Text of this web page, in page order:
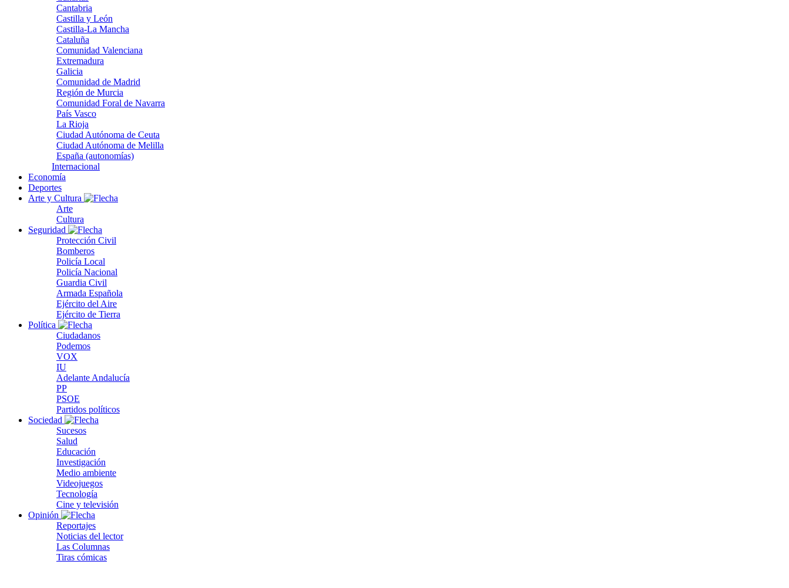
Cantabria
Castilla y León
Castilla-La Mancha
Cataluña
Comunidad Valenciana
Extremadura
Galicia
Comunidad de Madrid
Región de Murcia
Comunidad Foral de Navarra
País Vasco
La Rioja
Ciudad Autónoma de Ceuta
Ciudad Autónoma de Melilla
España (autonomías)
Internacional
Economía
Deportes
Arte y Cultura
Arte
Cultura
Seguridad
Protección Civil
Bomberos
Policía Local
Policía Nacional
Guardia Civil
Armada Española
Ejército del Aire
Ejército de Tierra
Política
Ciudadanos
Podemos
VOX
IU
Adelante Andalucía
PP
PSOE
Partidos políticos
Sociedad
Sucesos
Salud
Educación
Investigación
Medio ambiente
Videojuegos
Tecnología
Cine y televisión
Opinión
Reportajes
Noticias del lector
Las Columnas
Tiras cómicas